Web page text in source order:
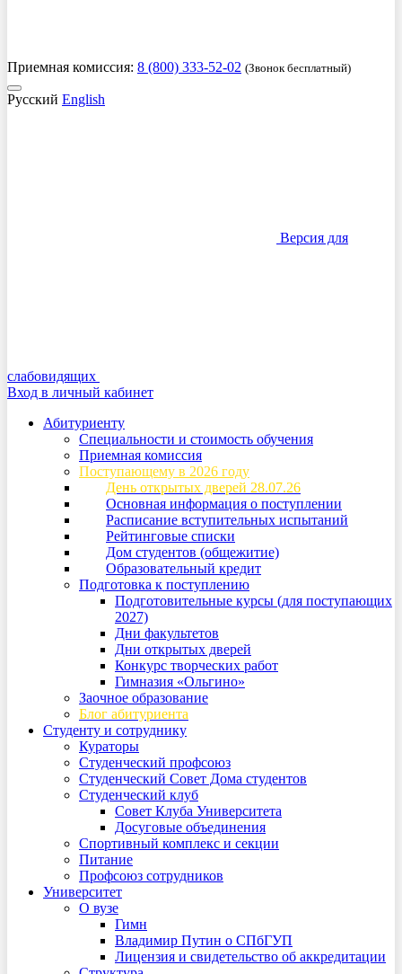
Приемная комиссия: 8 (800) 333-52-02 (Звонок бесплатный)
Русский English
Версия для
слабовидящих
Вход в личный кабинет
Абитуриенту
Специальности и стоимость обучения
Приемная комиссия
Поступающему в 2026 году
День открытых дверей 28.07.26
Основная информация о поступлении
Расписание вступительных испытаний
Рейтинговые списки
Дом студентов (общежитие)
Образовательный кредит
Подготовка к поступлению
Подготовительные курсы (для поступающих
2027)
Дни факультетов
Дни открытых дверей
Конкурс творческих работ
Гимназия «Ольгино»
Заочное образование
Блог абитуриента
Студенту и сотруднику
Кураторы
Студенческий профсоюз
Студенческий Совет Дома студентов
Студенческий клуб
Совет Клуба Университета
Досуговые объединения
Спортивный комплекс и секции
Питание
Профсоюз сотрудников
Университет
О вузе
Гимн
Владимир Путин о СПбГУП
Лицензия и свидетельство об аккредитации